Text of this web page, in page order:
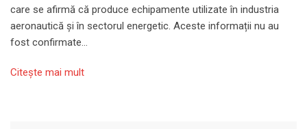
care se afirmă că produce echipamente utilizate în industria
aeronautică și în sectorul energetic. Aceste informații nu au
fost confirmate…
Citeşte mai mult